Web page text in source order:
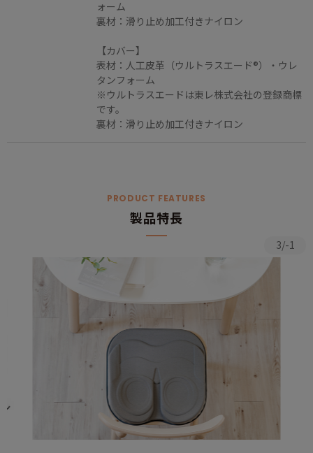
ォーム
裏材：滑り止め加工付きナイロン
【カバー】
表材：人工皮革（ウルトラスエード®）・ウレ
タンフォーム
※ウルトラスエードは東レ株式会社の登録商標
です。
裏材：滑り止め加工付きナイロン
PRODUCT FEATURES
製品特長
3/-1